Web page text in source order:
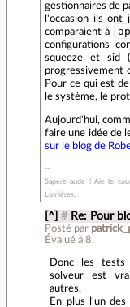
gestionnaires de
l'occasion ils ont
comparaient à
configurations
squeeze et sid
progressivement
Pour ce qui est
le système, le
Aujourd'hui,
faire une idée de
sur le blog de
Sapere aude ! Aie le
Lumières.
[^] # Re: Pour
Posté par
Évalué à8.
Donc les tests
solveur est
autres.
En plus l'un